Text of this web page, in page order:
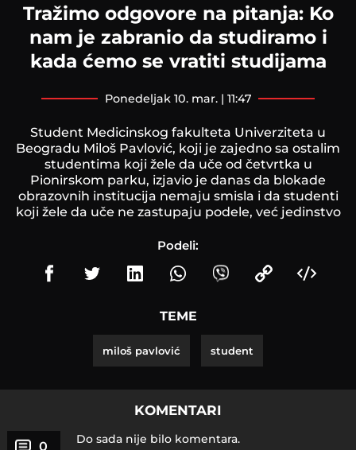
Tražimo odgovore na pitanja: Ko
nam je zabranio da studiramo i
kada ćemo se vratiti studijama
ponedeljak 10. mar. | 11:47
Student Medicinskog fakulteta Univerziteta u
Beogradu Miloš Pavlović, koji je zajedno sa ostalim
studentima koji žele da uče od četvrtka u
Pionirskom parku, izjavio je danas da blokade
obrazovnih institucija nemaju smisla i da studenti
koji žele da uče ne zastupaju podele, već jedinstvo
Podeli:
TEME
miloš pavlović student
KOMENTARI
0
Do sada nije bilo komentara.